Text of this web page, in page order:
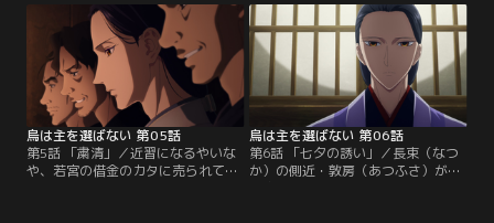
（まこと）の金烏（きんう）”と呼
ばれていること、若宮に皇太子の座
を奪われた異母兄・長束（なつか）
との因縁、そして長束を信奉する勢
力・長束派にまつわる黒い噂を耳に
する。
いた父・今上陛下を玉座から引きず
り下ろし、異母兄・長束（なつか）
に対して屈辱的な仕打ちを行う。身
の危険を省みない若宮を心配する雪
哉だが、当人はまったく意に介さ
ず…。
烏は主を選ばない 第05話
第5話 「粛清」／近習になるやいな
や、若宮の借金のカタに売られてし
烏は主を選ばない 第06話
第6話 「七夕の誘い」／長束（なつ
か）の側近・敦房（あつふさ）が、